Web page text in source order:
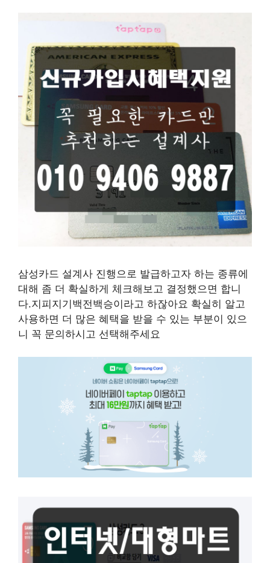
삼성카드 설계사 진행으로 발급하고자 하는 종류에
대해 좀 더 확실하게 체크해보고 결정했으면 합니
다.지피지기백전백승이라고 하잖아요 확실히 알고
사용하면 더 많은 혜택을 받을 수 있는 부분이 있으
니 꼭 문의하시고 선택해주세요